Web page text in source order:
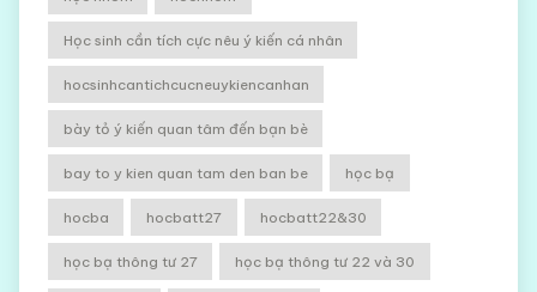
Học sinh cần tích cực nêu ý kiến cá nhân
hocsinhcantichcucneuykiencanhan
bày tỏ ý kiến quan tâm đến bạn bè
bay to y kien quan tam den ban be học bạ
hocba hocbatt27 hocbatt22&30
học bạ thông tư 27 học bạ thông tư 22 và 30